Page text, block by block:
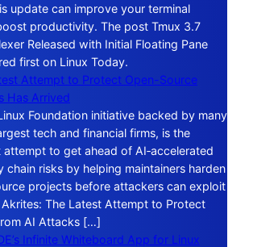
update can improve your terminal
productivity. The post Tmux 3.7
Released with Initial Floating Pane
first on Linux Today.
Attempt to Protect Open-Source
Has Arrived
Foundation initiative backed by many
tech and financial firms, is the
attempt to get ahead of AI‑accelerated
chain risks by helping maintainers harden
projects before attackers can exploit
The Latest Attempt to Protect
AI Attacks […]
Infinite Whiteboard App for Linux